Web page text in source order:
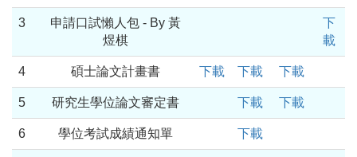
3
申請口試懶人包 - By 黃
煜棋
下
載
4 碩士論文計畫書 下載 下載 下載
5 研究生學位論文審定書 下載 下載
6 學位考試成績通知單 下載